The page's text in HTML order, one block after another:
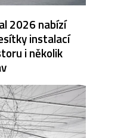
2026 nabízí
instalací
i několik